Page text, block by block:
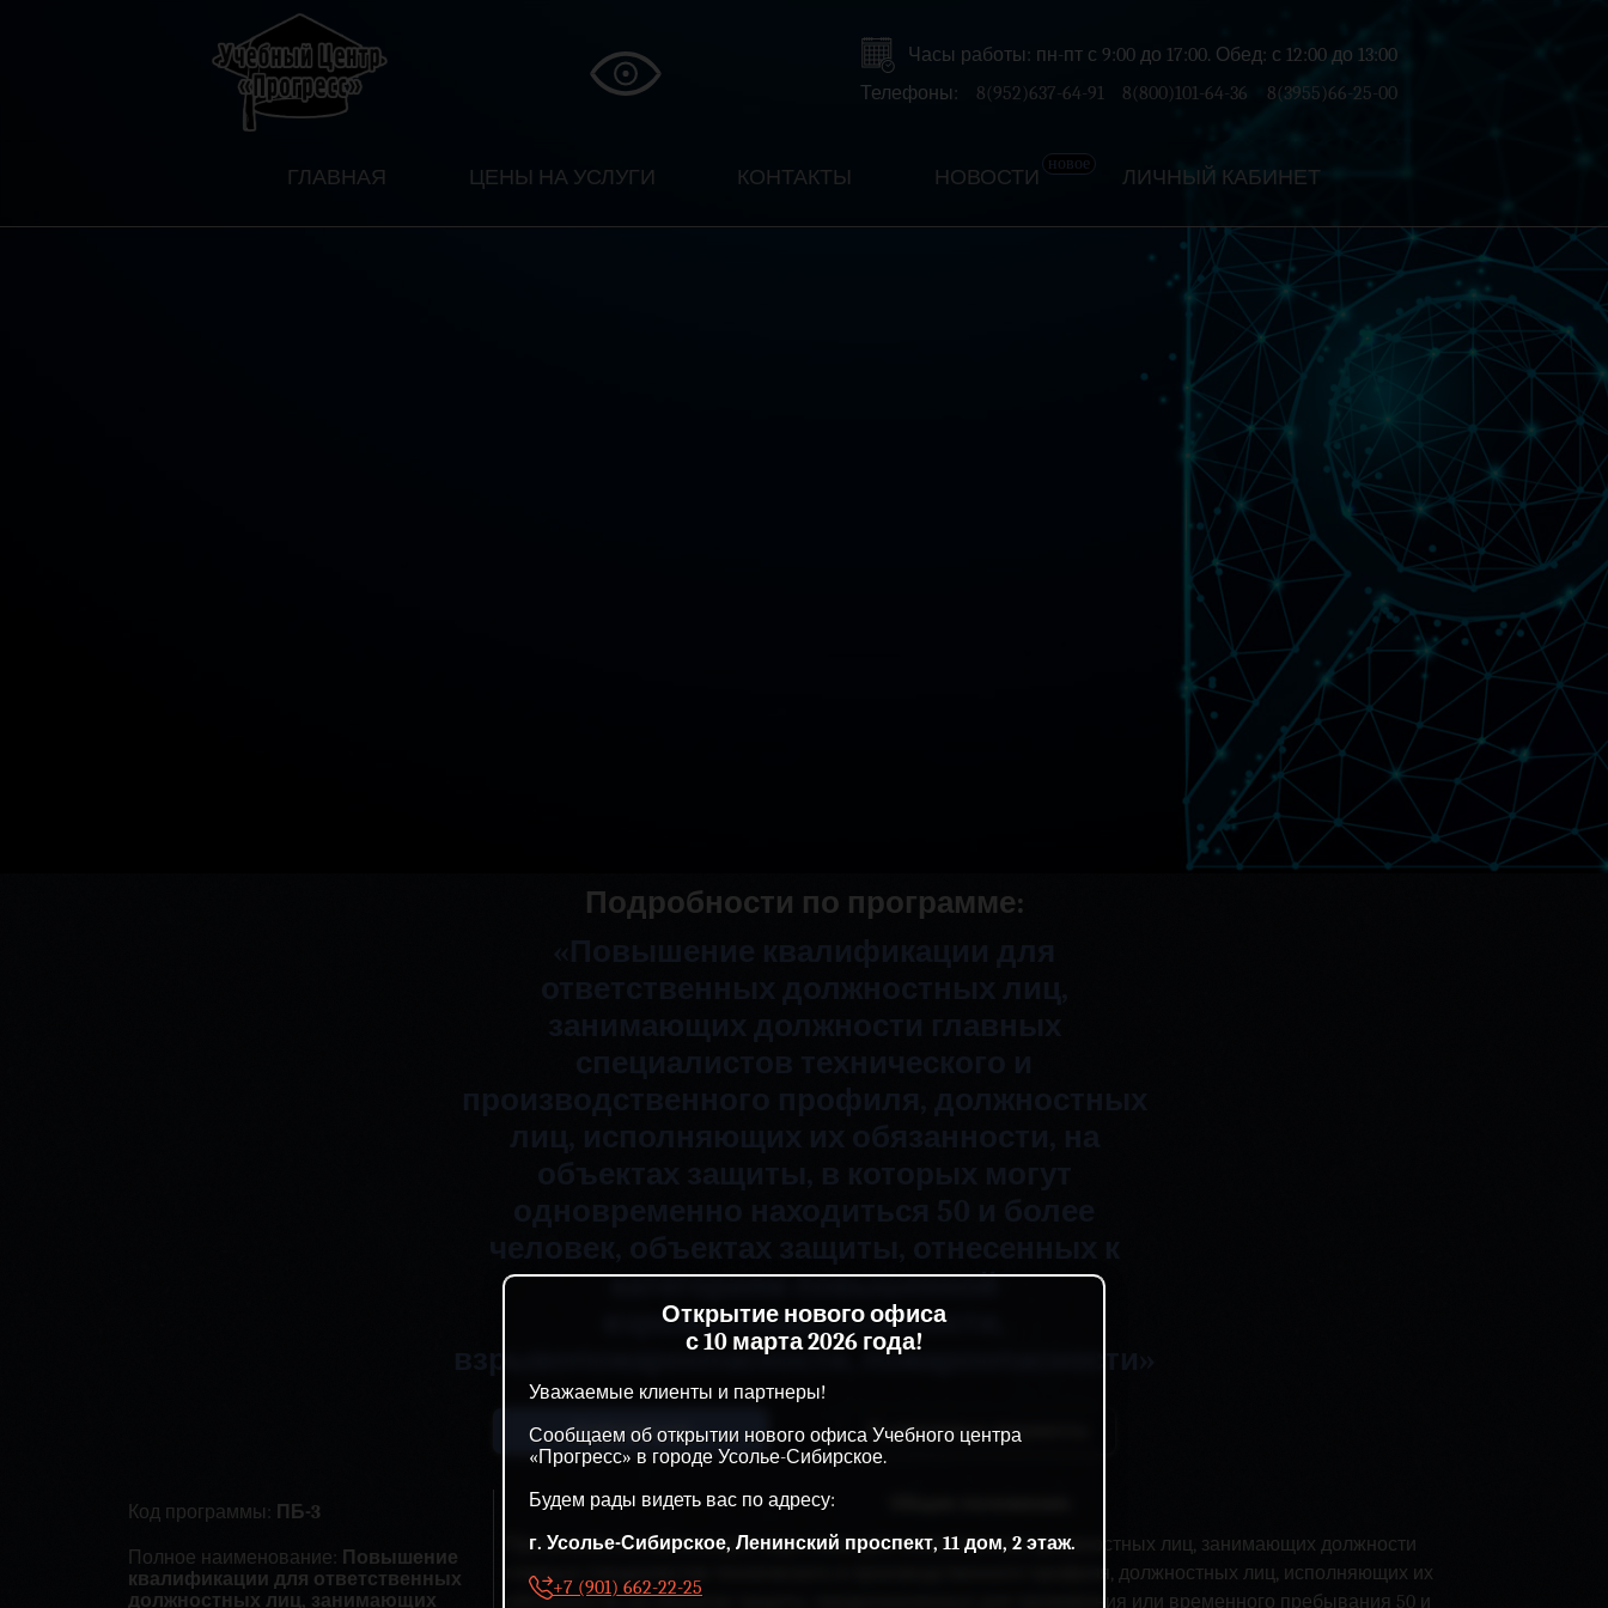
Открытие нового офиса
с 10 марта 2026 года!
Уважаемые клиенты и партнеры!
Сообщаем об открытии нового офиса Учебного центра
«Прогресс» в городе Усолье-Сибирское.
Будем рады видеть вас по адресу:
г. Усолье-Сибирское, Ленинский проспект, 11 дом, 2 этаж.
+7 (901) 662-22-25
Часы работы: пн-пт с 9:00 до 17:00. Обед: с 12:00 до 13:00
Телефоны:
8(952)637-64-91 8(800)101-64-36 8(3955)66-25-00
ГЛАВНАЯ ЦЕНЫ НА УСЛУГИ КОНТАКТЫ НОВОСТИ
новое
ЛИЧНЫЙ КАБИНЕТ
Подробности по программе:
«Повышение квалификации для
ответственных должностных лиц,
занимающих должности главных
специалистов технического и
производственного профиля, должностных
лиц, исполняющих их обязанности, на
объектах защиты, в которых могут
одновременно находиться 50 и более
человек, объектах защиты, отнесенных к
категориям повышенной
взрывопожароопасности,
взрывопожароопасности, пожароопасности»
Информация Выдаваемые документы
Код программы: ПБ-3
Полное наименование: Повышение
квалификации для ответственных
должностных лиц, занимающих
Программа составлена для подготовки для ответственных должностных лиц, занимающих должности
главных специалистов технического и производственного профиля, должностных лиц, исполняющих их
обязанности, на объектах защиты, предназначенных для проживания или временного пребывания 50 и